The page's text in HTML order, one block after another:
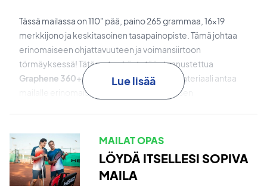
Tässä mailassa on 110" pää, paino 265 grammaa, 16x19
merkkijono ja keskitasoinen tasapainopiste. Tämä johtaa
erinomaiseen ohjattavuuteen ja voimansiirtoon
törmäyksessä! Tätä varten käytetään tunnustettua
Graphene 360+runkorakennetta. Tämä materiaali antaa
mailalle erinomaisen vakauden, optimaalisen
Lopuksi siinä on katseenvangitsija ja pahaenteinen
muotoilu, jossa yhdistyy kiva sininen klassinen harmaa.
Lue lisää
MAILAT OPAS
LÖYDÄ ITSELLESI SOPIVA
MAILA